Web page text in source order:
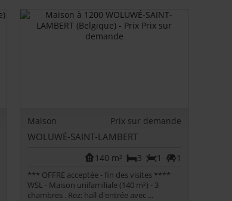
Maison Prix sur demande
WOLUWÉ-SAINT-LAMBERT
1
1
3
140 m²
*** OFFRE acceptée - fin des visites ****
WSL - Maison unifamiliale (140 m²) - 3
chambres . Rez: hall d'entrée avec ...